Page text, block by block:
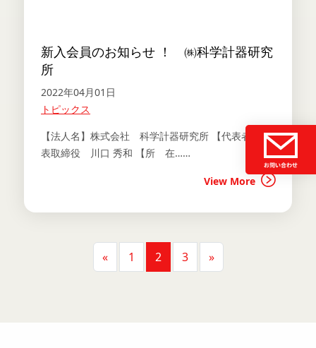
新入会員のお知らせ ！ ㈱科学計器研究
所
2022年04月01日
トピックス
【法人名】株式会社 科学計器研究所 【代表者】代
表取締役 川口 秀和 【所 在……
View More
投稿ナビゲーション
« 1 2 3 »